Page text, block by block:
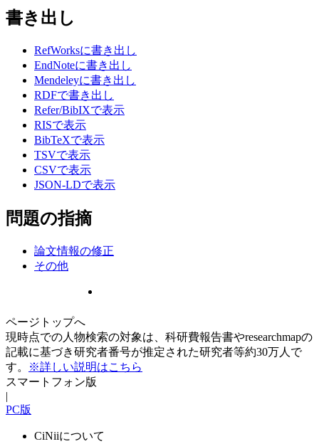
書き出し
RefWorksに書き出し
EndNoteに書き出し
Mendeleyに書き出し
RDFで書き出し
Refer/BibIXで表示
RISで表示
BibTeXで表示
TSVで表示
CSVで表示
JSON-LDで表示
問題の指摘
論文情報の修正
その他
ページトップへ
現時点での人物検索の対象は、科研費報告書やresearchmapの
記載に基づき研究者番号が推定された研究者等約30万人で
す。
※詳しい説明はこちら
スマートフォン版
|
PC版
CiNiiについて